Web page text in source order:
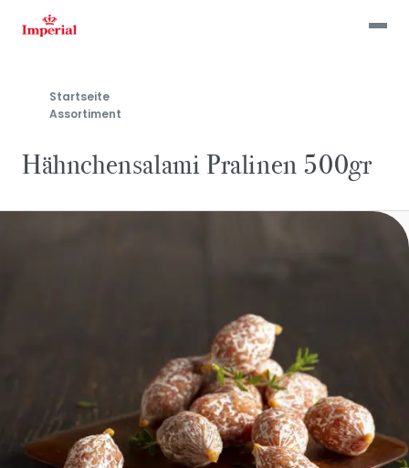
Startseite
Assortiment
Hähnchensalami Pralinen 500gr